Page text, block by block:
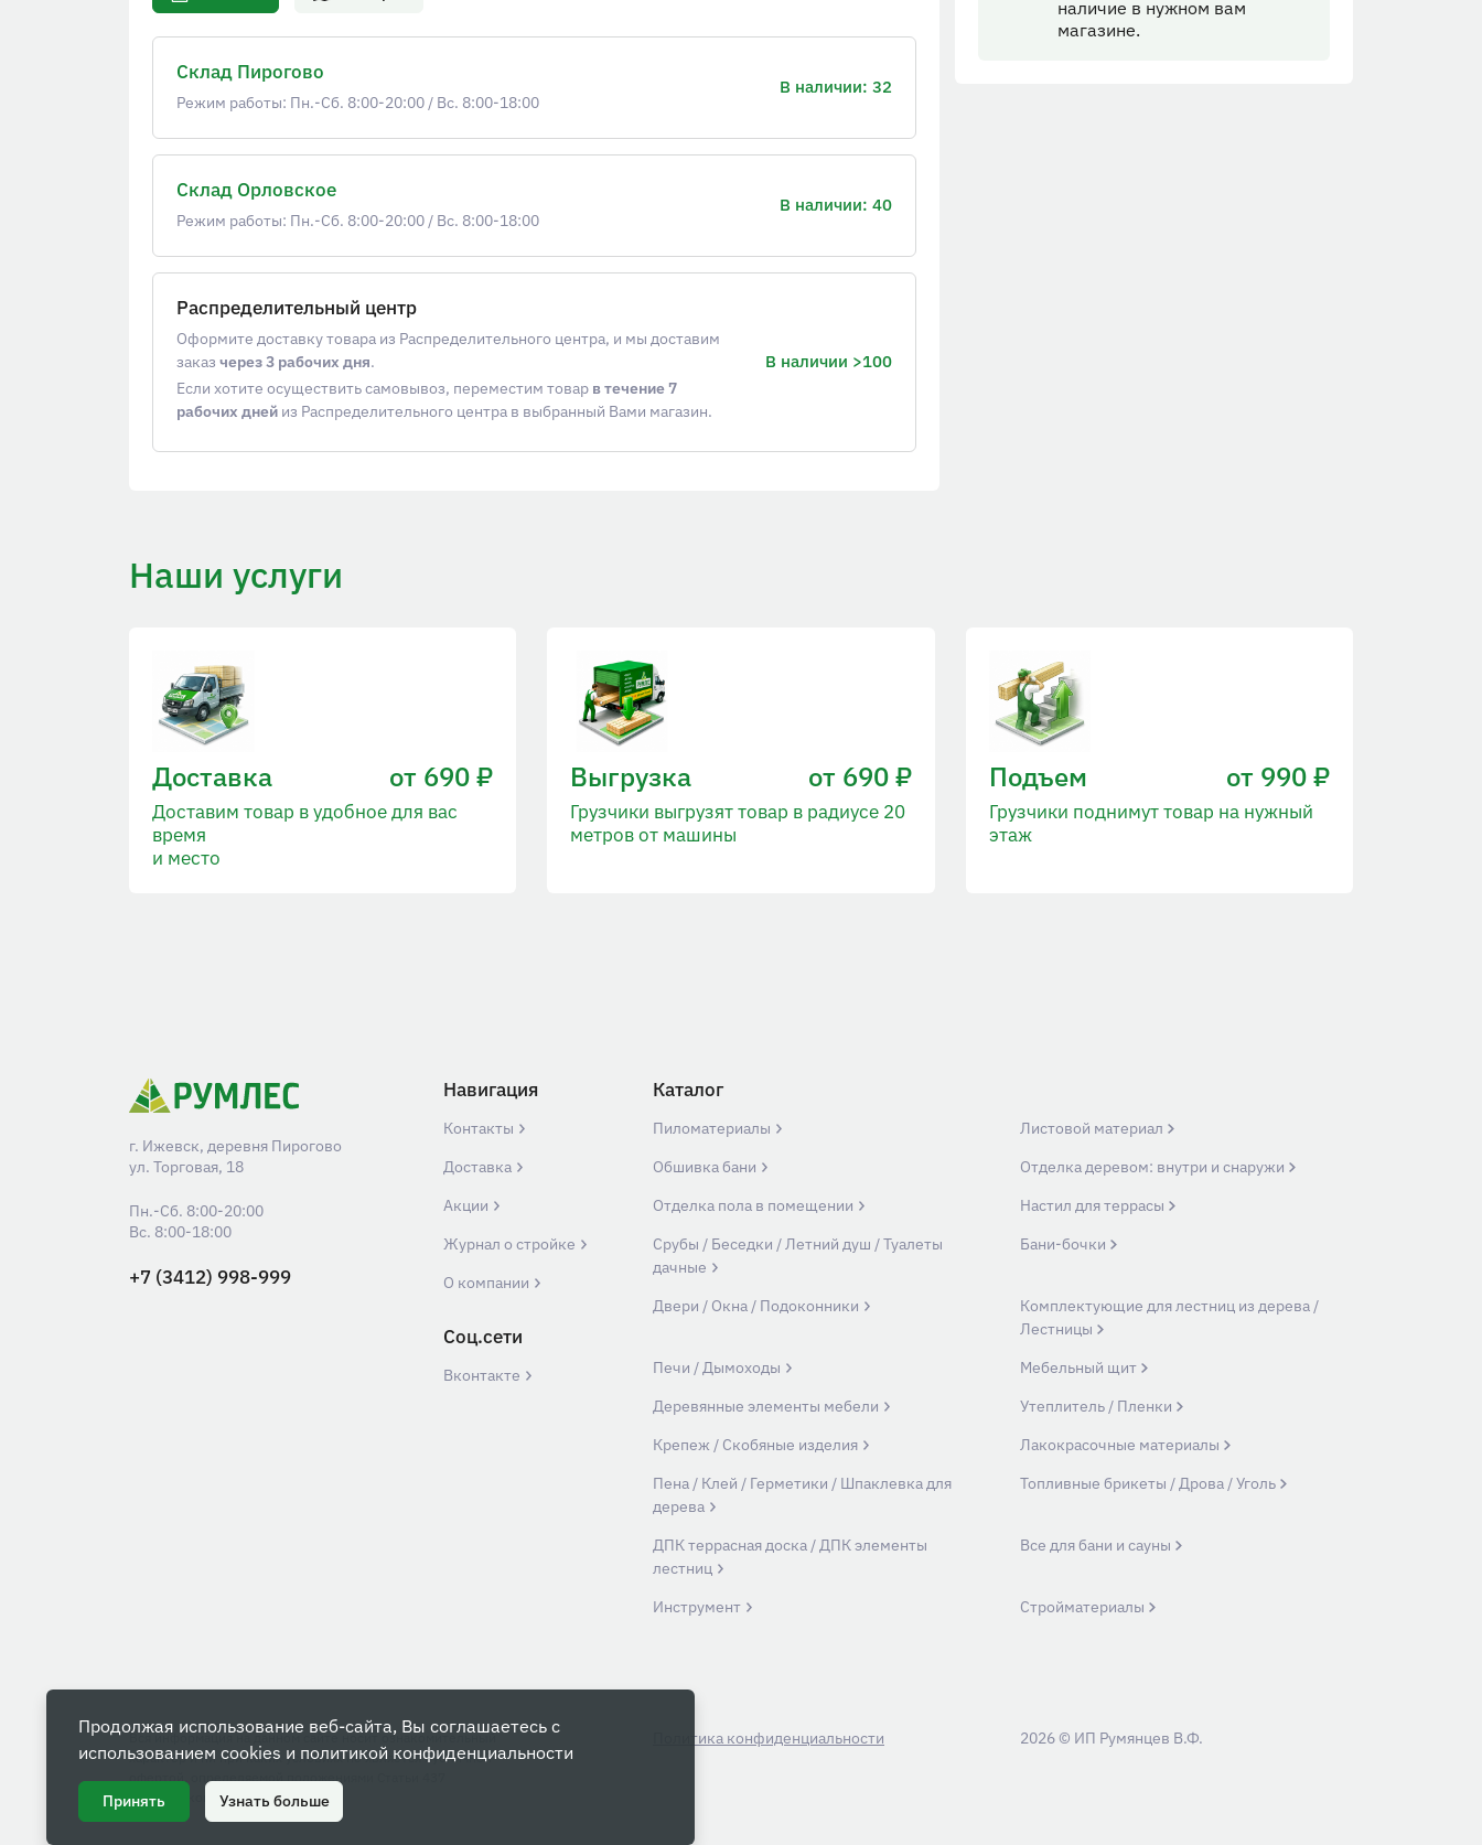
Склад Пирогово
Режим работы: Пн.-Сб. 8:00-20:00 / Вс. 8:00-18:00
В наличии: 32
Склад Орловское
Режим работы: Пн.-Сб. 8:00-20:00 / Вс. 8:00-18:00
В наличии: 40
Распределительный центр
Оформите доставку товара из Распределительного центра, и мы доставим
заказ через 3 рабочих дня.
Если хотите осуществить самовывоз, переместим товар в течение 7
рабочих дней из Распределительного центра в выбранный Вами магазин.
В наличии >100
наличие в нужном вам
магазине.
Наши услуги
Доставка от 690 ₽
Доставим товар в удобное для вас
время
и место
Выгрузка от 690 ₽
Грузчики выгрузят товар в радиусе 20
метров от машины
Подъем от 990 ₽
Грузчики поднимут товар на нужный
этаж
г. Ижевск, деревня Пирогово
ул. Торговая, 18
+7 (3412) 998-999
Пн.-Сб. 8:00-20:00
Вс. 8:00-18:00
Навигация
Контакты
Доставка
Акции
Журнал о стройке
О компании
Соц.сети
Вконтакте
Каталог
Пиломатериалы
Листовой материал
Обшивка бани
Отделка деревом: внутри и снаружи
Отделка пола в помещении
Настил для террасы
Срубы / Беседки / Летний душ / Туалеты
дачные
Бани-бочки
Двери / Окна / Подоконники
Комплектующие для лестниц из дерева /
Лестницы
Печи / Дымоходы
Мебельный щит
Деревянные элементы мебели
Утеплитель / Пленки
Крепеж / Скобяные изделия
Лакокрасочные материалы
Пена / Клей / Герметики / Шпаклевка для
дерева
Топливные брикеты / Дрова / Уголь
ДПК террасная доска / ДПК элементы
лестниц
Все для бани и сауны
Инструмент Стройматериалы
Вся информация на данном сайте носит ознакомительный
характер и ни при каких условиях не является публичной
офертой, определяемой положениями Статьи 437
Гражданского кодекса РФ.
Политика конфиденциальности 2026 © ИП Румянцев В.Ф.
Продолжая использование веб-сайта, Вы соглашаетесь с
использованием cookies и политикой конфиденциальности
Принять Узнать больше